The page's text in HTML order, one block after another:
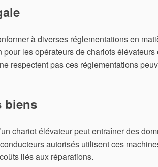
à diverses réglementations en
pour les opérateurs de chariots
respectent pas ces réglementations
biens
chariot élévateur peut entraîner des
autorisés utilisent ces
liés aux réparations.